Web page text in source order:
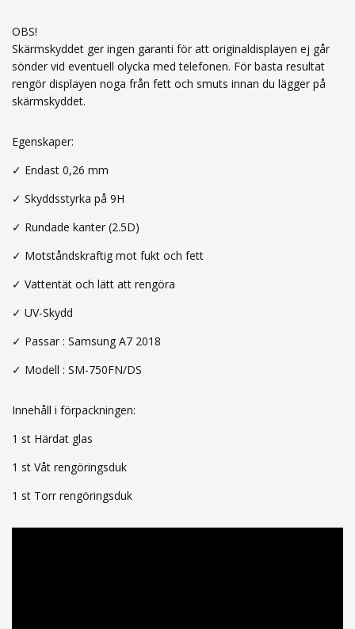
OBS!
Skärmskyddet ger ingen garanti för att originaldisplayen ej går
sönder vid eventuell olycka med telefonen. För bästa resultat
rengör displayen noga från fett och smuts innan du lägger på
skärmskyddet.
Egenskaper:
✓ Endast 0,26 mm
✓ Skyddsstyrka på 9H
✓ Rundade kanter (2.5D)
✓ Motståndskraftig mot fukt och fett
✓ Vattentät och lätt att rengöra
✓ UV-Skydd
✓ Passar : Samsung A7 2018
✓ Modell : SM-750FN/DS
Innehåll i förpackningen:
1 st Härdat glas
1 st Våt rengöringsduk
1 st Torr rengöringsduk